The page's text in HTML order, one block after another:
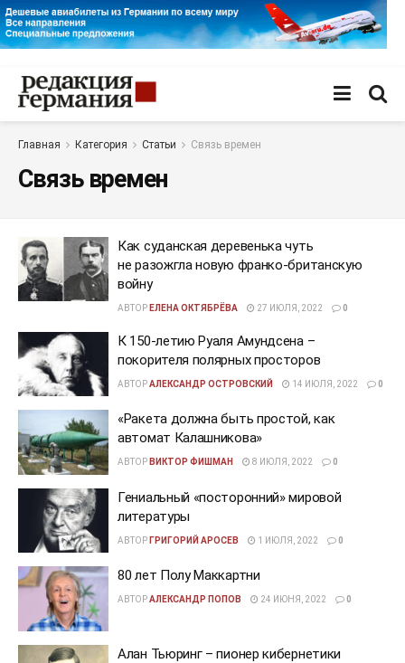
Главная Категория Статьи Связь времен
Связь времен
Как суданская деревенька чуть
не разожгла новую франко-британскую
войну
АВТОР ЕЛЕНА ОКТЯБРЁВА 27 ИЮЛЯ, 2022 0
К 150-летию Руаля Амундсена –
покорителя полярных просторов
АВТОРАЛЕКСАНДР ОСТРОВСКИЙ 14 ИЮЛЯ, 2022 0
«Ракета должна быть простой, как
автомат Калашникова»
АВТОР ВИКТОР ФИШМАН 8 ИЮЛЯ, 2022 0
Гениальный «посторонний» мировой
литературы
АВТОР ГРИГОРИЙ АРОСЕВ 1 ИЮЛЯ, 2022 0
80 лет Полу Маккартни
АВТОРАЛЕКСАНДР ПОПОВ 24 ИЮНЯ, 2022 0
Алан Тьюринг – пионер кибернетики